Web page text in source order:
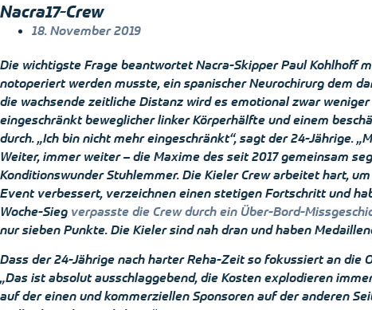
Nacra17-Crew
18. November 2019
Die wichtigste Frage beantwortet Nacra-Skipper Paul Kohlhoff
notoperiert werden musste, ein spanischer Neurochirurg dem
die wachsende zeitliche Distanz wird es emotional zwar
eingeschränkt beweglicher linker Körperhälfte und einem
durch. „Ich bin nicht mehr eingeschränkt“, sagt der 24-Jährige.
Weiter, immer weiter – die Maxime des seit 2017 gemeinsam
Konditionswunder Stuhlemmer. Die Kieler Crew arbeitet hart,
Event verbessert, verzeichnen einen stetigen Fortschritt und
Woche-Sieg verpasste die Crew durch ein Über-Bord-
nur sieben Punkte. Die Kieler sind nah dran und haben
Dass der 24-Jährige nach harter Reha-Zeit so fokussiert an die
„Das ist absolut ausschlaggebend, die Kosten explodieren
auf der einen und kommerziellen Sponsoren auf der anderen